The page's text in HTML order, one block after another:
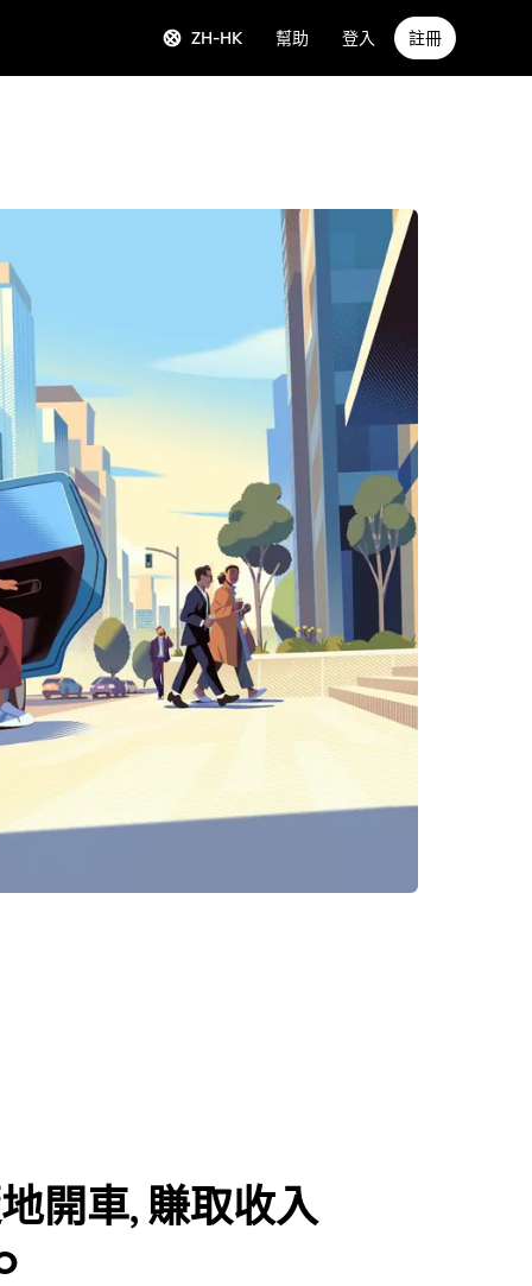
ZH-HK 幫助 登入 註冊
開車, 賺取收入